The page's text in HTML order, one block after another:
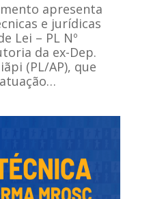
apresenta
e jurídicas
Lei – PL Nº
da ex-Dep.
(PL/AP), que